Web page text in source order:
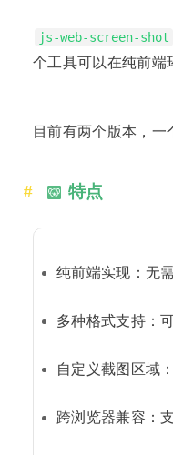
js-web-screen-shot
个工具可以在纯前端
目前有两个版本，一
特点
纯前端实现：无
多种格式支持：
自定义截图区域
跨浏览器兼容：